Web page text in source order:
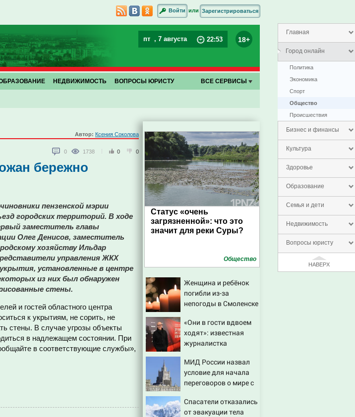
Главная
Город онлайн
Политика
Экономика
Спорт
Общество
Проиcшествия
Бизнес и финансы
Культура
Здоровье
Образование
Семья и дети
Недвижимость
Вопросы юристу
НАВЕРХ
Войти или Зарегистрироваться
пт , 7 августа 22:53 18+
НЕДВИЖИМОСТЬ ВОПРОСЫ ЮРИСТУ ВСЕ СЕРВИСЫ
Автор: Ксения Соколова
0 1738 0 0
бережно
пензенской мэрии
городских территорий. В ходе
заместитель главы
Олег Денисов, заместитель
хозяйству Ильдар
управления ЖКХ
установленные в центре
из них был обнаружен
стены.
и гостей областного центра
к укрытиям, не сорить, не
стены. В случае угрозы объекты
в надлежащем состоянии. При
в соответствующие службы»,
Статус «очень
загрязненной»: что это
значит для реки Суры?
Общество
Женщина и ребёнок
погибли из-за
непогоды в Смоленске
«Они в гости вдвоем
ходят»: известная
журналистка
Бондарчука и
Исаковой
МИД России назвал
условие для начала
переговоров о мире с
Спасатели отказались
от эвакуации тела